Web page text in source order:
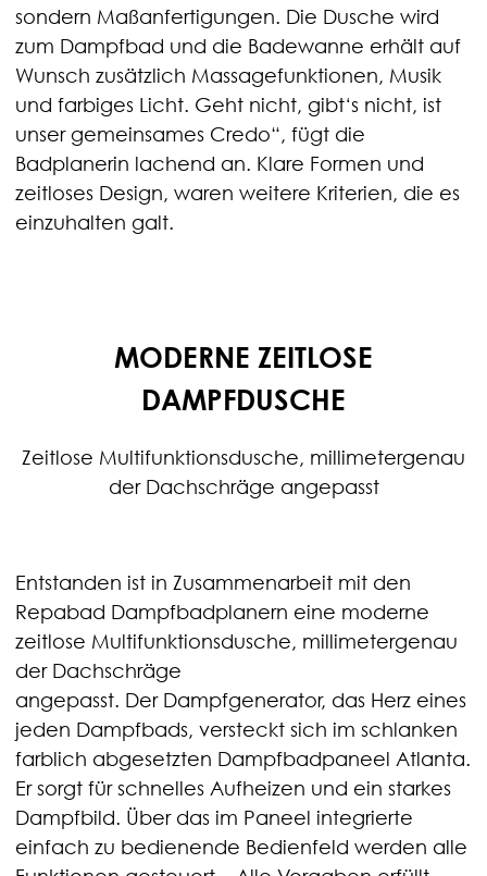
sondern Maßanfertigungen. Die Dusche wird
zum Dampfbad und die Badewanne erhält auf
Wunsch zusätzlich Massagefunktionen, Musik
und farbiges Licht. Geht nicht, gibt‘s nicht, ist
unser gemeinsames Credo“, fügt die
Badplanerin lachend an. Klare Formen und
zeitloses Design, waren weitere Kriterien, die es
einzuhalten galt.
MODERNE ZEITLOSE
DAMPFDUSCHE
Zeitlose Multifunktionsdusche, millimetergenau
der Dachschräge angepasst
Entstanden ist in Zusammenarbeit mit den
Repabad Dampfbadplanern eine moderne
zeitlose Multifunktionsdusche, millimetergenau
der Dachschräge
angepasst. Der Dampfgenerator, das Herz eines
jeden Dampfbads, versteckt sich im schlanken
farblich abgesetzten Dampfbadpaneel Atlanta.
Er sorgt für schnelles Aufheizen und ein starkes
Dampfbild. Über das im Paneel integrierte
einfach zu bedienende Bedienfeld werden alle